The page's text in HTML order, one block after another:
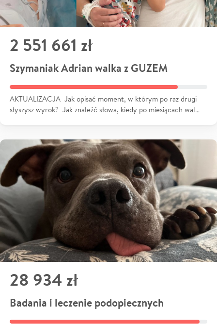
2 551 661 zł
Szymaniak Adrian walka z GUZEM
AKTUALIZACJA Jak opisać moment, w którym po raz drugi
słyszysz wyrok? Jak znaleźć słowa, kiedy po miesiącach wal…
28 934 zł
Badania i leczenie podopiecznych